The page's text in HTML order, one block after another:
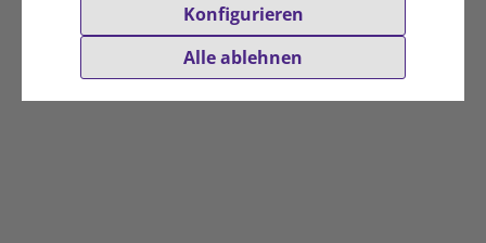
Konfigurieren
Alle ablehnen